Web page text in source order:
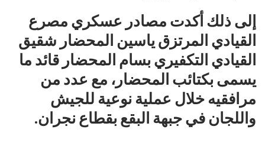
إلى ذلك أكدت مصادر عسكري مصرع
القيادي المرتزق ياسين المحضار شقيق
القيادي التكفيري بسام المحضار قائد ما
يسمى بكتائب المحضار، مع عدد من
مرافقيه خلال عملية نوعية للجيش
واللجان في جبهة البقع بقطاع نجران.